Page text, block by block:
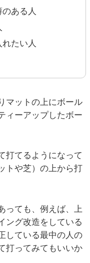
ある人
たい人
マットの上にボール
ィーアップしたボー
打てるようになって
トや芝）の上から打
っても、例えば、上
ング改造をしている
している最中の人の
打ってみてもいいか